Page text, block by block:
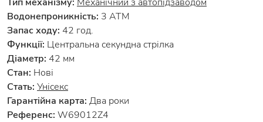
Водонепроникність: 3 АТМ
Запас ходу: 42 год.
Функції: Центральна секундна стрілка
Діаметр: 42 мм
Стан: Нові
Стать: Унісекс
Гарантійна карта: Два роки
Референс: W69012Z4